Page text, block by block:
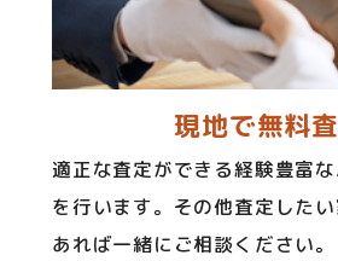
現地で無料
適正な査定ができる経験豊富
を行います。その他査定した
あれば一緒にご相談ください。